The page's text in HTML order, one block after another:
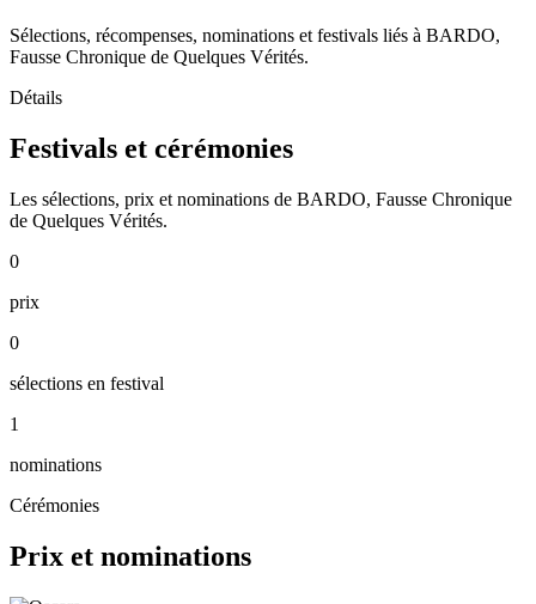
Sélections, récompenses, nominations et festivals liés à BARDO,
Fausse Chronique de Quelques Vérités.
Détails
Festivals et cérémonies
Les sélections, prix et nominations de BARDO, Fausse Chronique
de Quelques Vérités.
0
prix
0
sélections en festival
1
nominations
Cérémonies
Prix et nominations